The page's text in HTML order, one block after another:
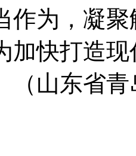
作为，凝
加快打造
（山东省